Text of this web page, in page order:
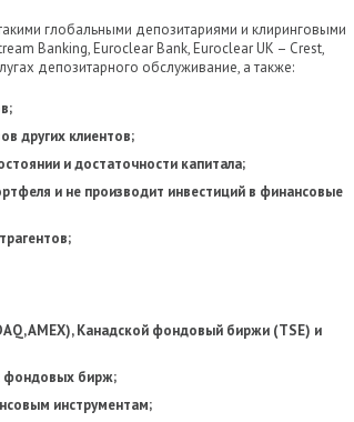
глобальными депозитариями и клиринговыми
Banking, Euroclear Bank, Euroclear UK – Crest,
депозитарного обслуживание, а также:
других клиентов;
и достаточности капитала;
и не производит инвестиций в финансовые
AMEX), Канадской фондовый биржи (TSE) и
фондовых бирж;
инструментам;